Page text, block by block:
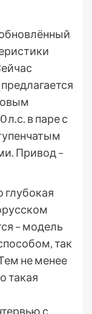
в паре с
Привод –
глубокая
– модель
так
не менее
такая
с